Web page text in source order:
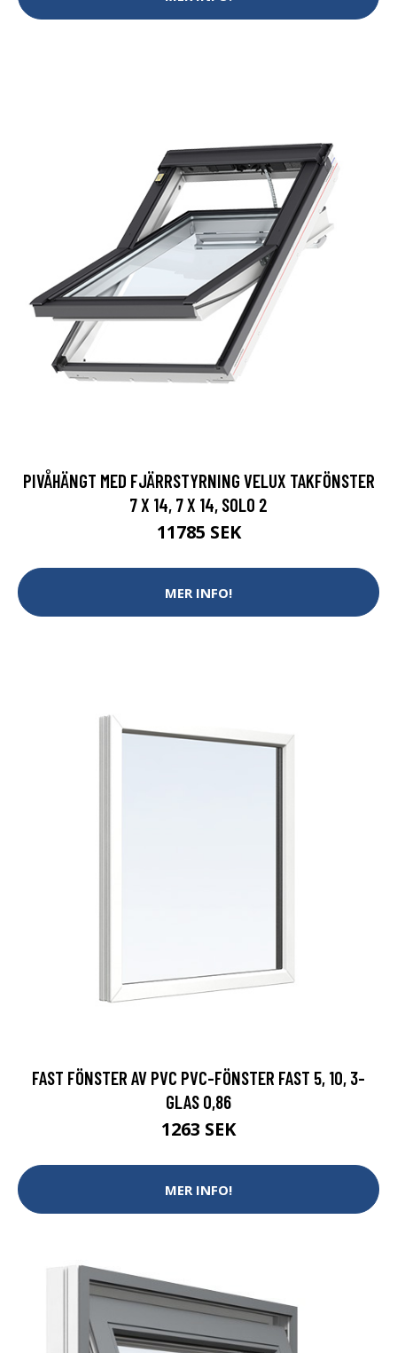
PIVÅHÄNGT MED FJÄRRSTYRNING VELUX TAKFÖNSTER
7 X 14, 7 X 14, SOLO 2
11785 SEK
MER INFO!
FAST FÖNSTER AV PVC PVC-FÖNSTER FAST 5, 10, 3-
GLAS 0,86
1263 SEK
MER INFO!